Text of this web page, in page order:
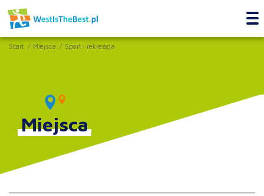
Start Miejsca Sport i rekreacja
Miejsca